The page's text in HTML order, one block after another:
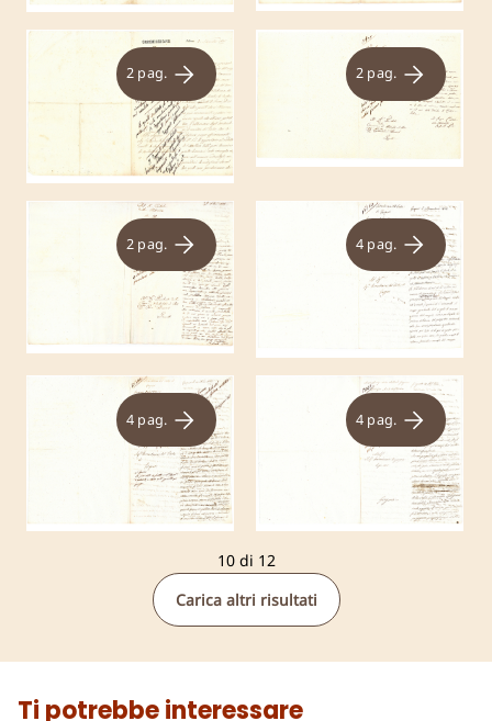
2 pag. 2 pag.
2 pag. 4 pag.
4 pag. 4 pag.
10 di 12
Carica altri risultati
Ti potrebbe interessare